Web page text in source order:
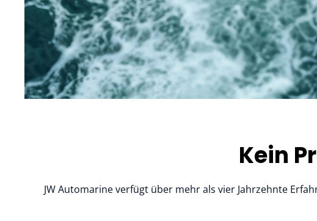
Startseite/Maßgeschneidert
Kein
JW Automarine verfügt über mehr als vier Jahrzehnte